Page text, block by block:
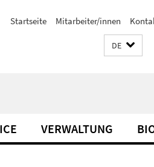
Startseite Mitarbeiter/innen
DE
VERWALTUNG